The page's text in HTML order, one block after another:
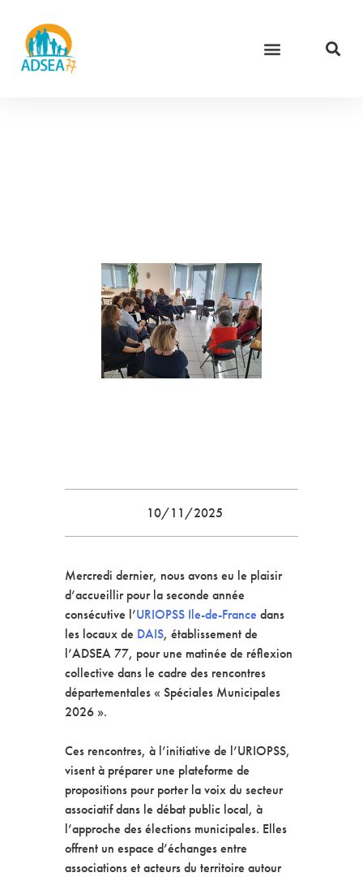
10/11/2025
Mercredi dernier, nous avons eu le plaisir
d’accueillir pour la seconde année
consécutive l’URIOPSS Ile-de-France dans
les locaux de DAIS, établissement de
l’ADSEA 77, pour une matinée de réflexion
collective dans le cadre des rencontres
départementales « Spéciales Municipales
2026 ».
Ces rencontres, à l’initiative de l’URIOPSS,
visent à préparer une plateforme de
propositions pour porter la voix du secteur
associatif dans le débat public local, à
l’approche des élections municipales. Elles
offrent un espace d’échanges entre
associations et acteurs du territoire autour